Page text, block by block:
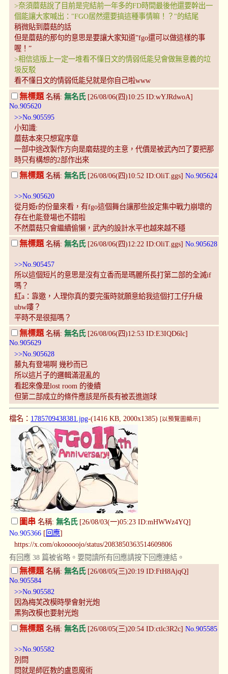
>奈須蘑菇說了目前是完結前一年多的FD時間最後他還要幹出一
個能讓大家喊出："FGO居然還要搞這種事情嘛！？"的結尾
稍微貼到蘑菇的話
但是蘑菇的那句的意思是要讓大家知道”fgo還可以做這樣的事
喔！”
>相信這版上一定一堆看不懂日文的情弱低能兒會做無意義的垃
圾反駁
看不懂日文的情弱低能兒就是你自己啦www
無標題 名稱: 無名氏[26/08/06(四)10:25 ID:wYJRdwoA]
No.905620
>>No.905595
小知識:
蘑菇本來只想寫序章
一部中途改製作方向是磨菇提的主意，代價是被武內凹了要把那
時只有構想的2部作出來
無標題 名稱: 無名氏[26/08/06(四)10:52 ID:OliT.ggs] No.905624
>>No.905620
從月姬r的份量來看，有fgo這個舞台讓那些設定集中戰力崩壞的
存在也能登場也不錯啦
不然蘑菇只會繼續偷懶，武內的設計水平也越來越不穩
無標題 名稱: 無名氏[26/08/06(四)12:22 ID:OliT.ggs] No.905628
>>No.905457
所以這個短片的意思是沒有立香而是瑪麗所長打第二部的全滅if
嗎？
紅a：靠邀，人理你真的要完蛋時就願意給我這個打工仔升級
ubw嘍？
平時不是很摳嗎？
無標題名稱: 無名氏[26/08/06(四)12:53 ID:E3IQD6lc]
No.905629
>>No.905628
藤丸有登場啊 幾秒而已
所以這片子的邏輯滿混亂的
看起來像是lost room 的後續
但第二部成立的條件應該是所長有被丟進迦球
檔名： 1785709438381.jpg-(1416 KB, 2000x1385) [以預覽圖顯示]
圖串 名稱: 無名氏[26/08/03(一)05:23 ID:mHWWz4YQ]
No.905366 [ 回應]
https://x.com/okooooojo/status/2083850363514609806
有回應 38 篇被省略。要閱讀所有回應請按下回應連結。
無標題 名稱: 無名氏[26/08/05(三)20:19 ID:FtH8AjqQ]
No.905584
>>No.905582
因為梅芙改模時學會射光炮
黑狗改模也要射光炮
無標題 名稱: 無名氏[26/08/05(三)20:54 ID:ctlc3R2c] No.905585
>>No.905582
別問
問就是師匠教的盧恩魔術